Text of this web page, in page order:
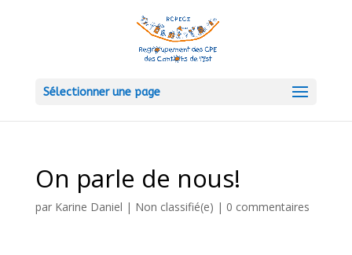
Sélectionner une page
On parle de nous!
par Karine Daniel | Non classifié(e) | 0 commentaires